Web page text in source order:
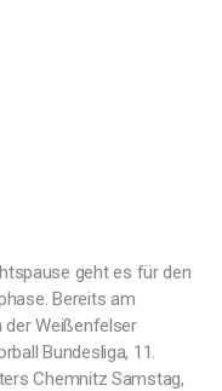
geht es für den
Bereits am
der Weißenfelser
Bundesliga, 11.
Chemnitz Samstag,